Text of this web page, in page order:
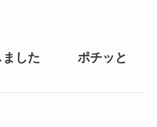
しました ポチッと